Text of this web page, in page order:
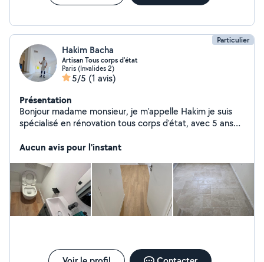
vos travaux gratuits. À très bientôt. Contactez moi si
disponible sur mon profil. Cordialement.
Particulier
Hakim Bacha
Artisan Tous corps d'état
Paris (Invalides 2)
5/5 (1 avis)
Présentation
Bonjour madame monsieur, je m'appelle Hakim je suis
spécialisé en rénovation tous corps d'état, avec 5 ans
chantiers de rénovation complets: peinture, plomberie,
bains, etc. Sérieux, polyvalent et à l'écoute, je m'adapte
aux besoins de chaque client pour livrer un travail
propre, soigné et dans les délais.
Aucun avis pour l'instant